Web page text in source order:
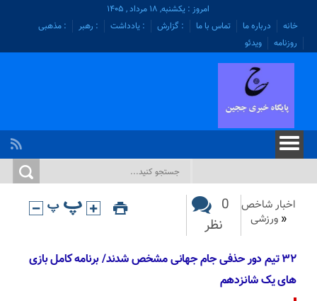
امروز : یکشنبه, ۱۸ مرداد , ۱۴۰۵
خانه
درباره ما تماس با ما : گزارش : یادداشت : رهبر
: مذهبی
روزنامه
ویدئو
اخبار شاخص
« ورزشی
0
نظر
۳۲ تیم دور حذفی جام جهانی مشخص شدند/ برنامه کامل بازی
های یک شانزدهم